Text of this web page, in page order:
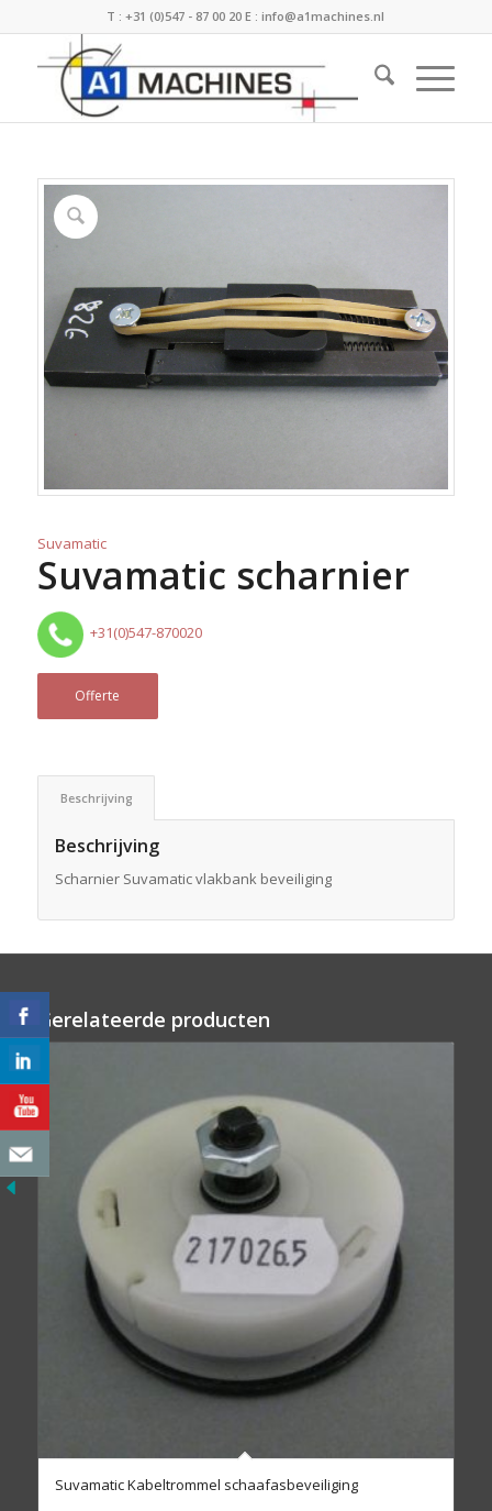
T :+31 (0)547 - 87 00 20 E :info@a1machines.nl
Suvamatic
Suvamatic scharnier
+31(0)547-870020
Offerte
Beschrijving
Beschrijving
Scharnier Suvamatic vlakbank beveiliging
Gerelateerde producten
Suvamatic Kabeltrommel schaafasbeveiliging